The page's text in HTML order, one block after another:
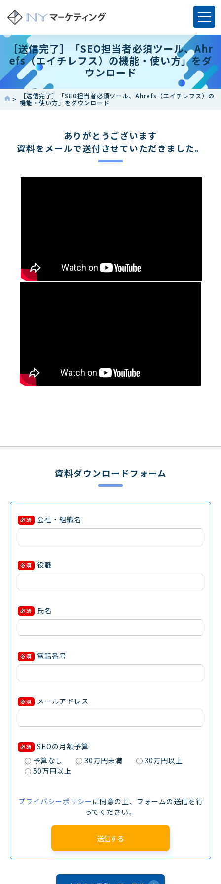
［送信完了］「SEO担当者必須ツール、Ahr
efs（エイチレフス）の機能・使い方」をダ
ウンロード
［送信完了］「SEO担当者必須ツール、Ahrefs（エイチレフス）の
機能・使い方」をダウンロード
ありがとうございます
資料をメールで送付させていただきました。
資料ダウンロードフォーム
必須 会社・組織名
必須 役職
必須 氏名
必須 電話番号
必須 メールアドレス
必須
SEOの月額予算
予算なし
30万円未満
30万円以上
50万円以上
プライバシーポリシー に同意の上、フォームの送信を行
ってください。